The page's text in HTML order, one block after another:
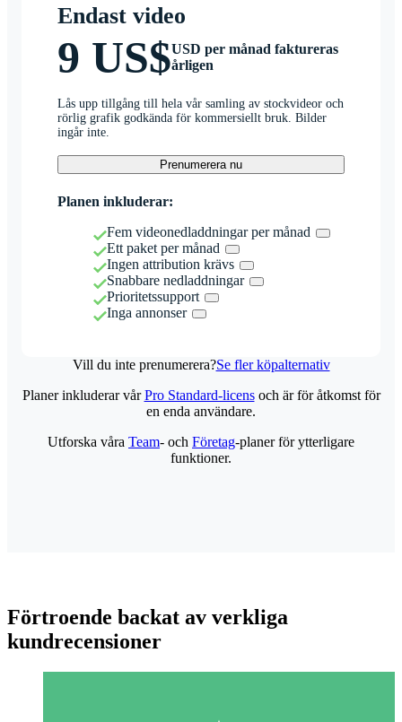
Endast video
9 US$USD per månad faktureras
årligen
Lås upp tillgång till hela vår samling av stockvideor och
rörlig grafik godkända för kommersiellt bruk. Bilder
ingår inte.
Prenumerera nu
Planen inkluderar:
Fem videonedladdningar per månad
Ett paket per månad
Ingen attribution krävs
Snabbare nedladdningar
Prioritetssupport
Inga annonser
Vill du inte prenumerera?Se fler köpalternativ
Planer inkluderar vårPro Standard-licensoch är för åtkomst för
en enda användare.
Utforska våra Team- och Företag-planer för ytterligare
funktioner.
Förtroende backat av verkliga
kundrecensioner